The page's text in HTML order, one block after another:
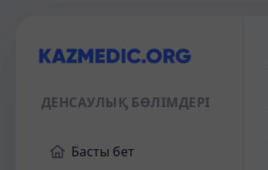
ДЕНСАУЛЫҚ БӨЛІМДЕРІ
Басты бет